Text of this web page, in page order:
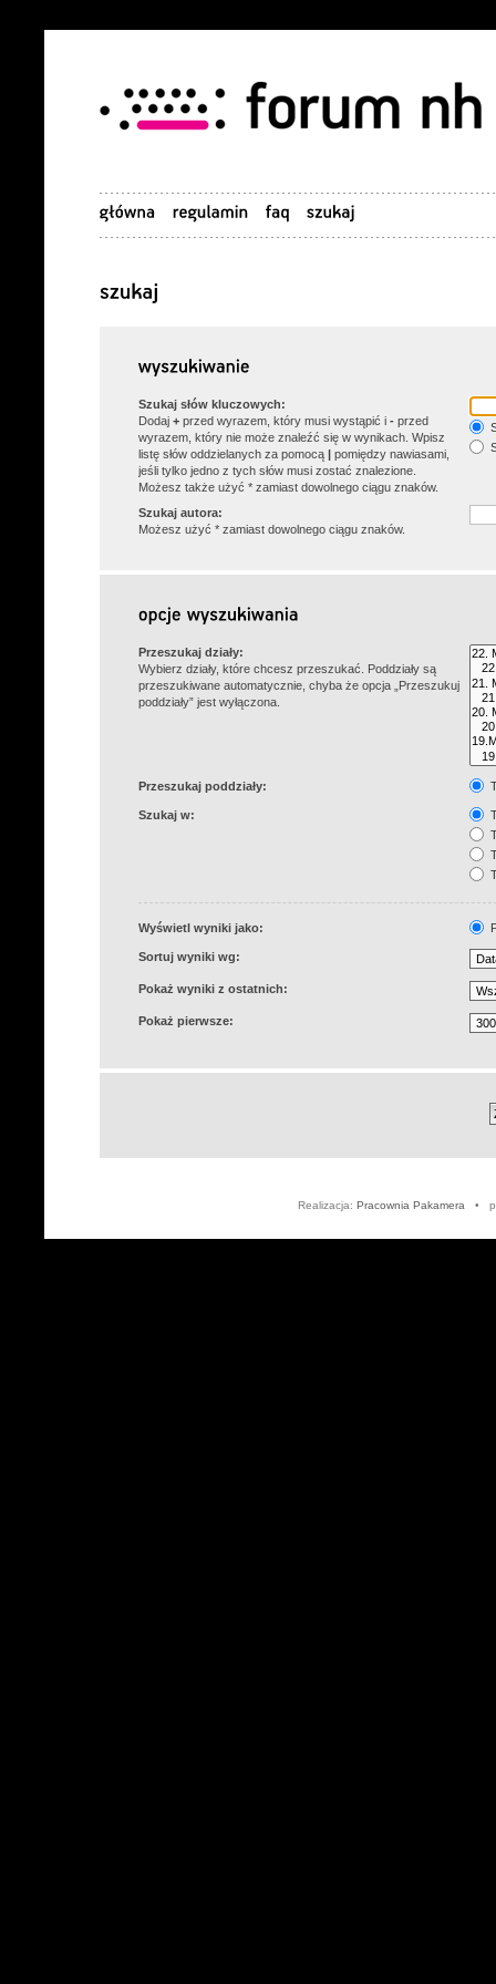
Szukaj słów kluczowych:
Dodaj + przed wyrazem, który musi wystąpić i - przed
wyrazem, który nie może znaleźć się w wynikach. Wpisz
listę słów oddzielanych za pomocą
pomiędzy nawiasami,
jeśli tylko jedno z tych słów musi zostać znalezione.
Możesz także użyć * zamiast dowolnego ciągu znaków.
Szukaj autora:
Możesz użyć * zamiast dowolnego ciągu znaków.
Przeszukaj działy:
Wybierz działy, które chcesz przeszukać. Poddziały są
przeszukiwane automatycznie, chyba że opcja „Przeszukuj
poddziały” jest wyłączona.
Przeszukaj poddziały:
Szukaj w:
Wyświetl wyniki jako:
Sortuj wyniki wg:
Pokaż wyniki z ostatnich:
Pokaż pierwsze:
Realizacja: Pracownia Pakamera •